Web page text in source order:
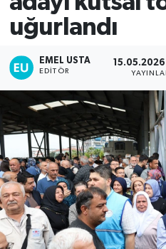
uğurlandı
EMEL USTA
EDITÖR